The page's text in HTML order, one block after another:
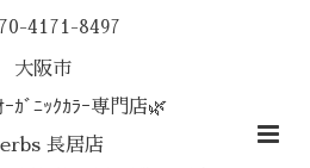
4171-8497
大阪市
ｶﾞﾆｯｸｶﾗｰ専門店🌿
長居店